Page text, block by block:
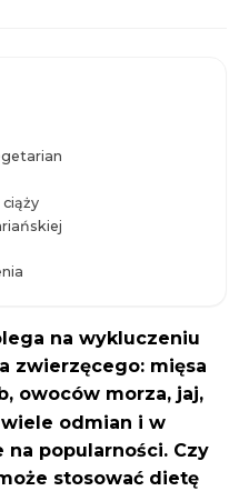
na wykluczeniu
zwierzęcego: mięsa
owoców morza, jaj,
wiele odmian i w
popularności. Czy
stosować dietę